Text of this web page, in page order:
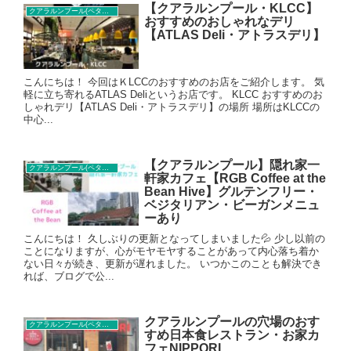
【クアラルンプール・KLCC】
おすすめのおしゃれなデリ
【ATLAS Deli・アトラスデリ】
こんにちは！ 今回はＫLCCのおすすめのお店をご紹介します。 気
軽に立ち寄れるATLAS Deliというお店です。 KLCC おすすめのお
しゃれデリ【ATLAS Deli・アトラスデリ】の場所 場所はKLCCの
中心...
【クアラルンプール】隠れ家一
軒家カフェ【RGB Coffee at the
Bean Hive】グルテンフリー・
ベジタリアン・ビーガンメニュ
ーあり
こんにちは！ 久しぶりの更新となってしまいました💦 少し以前の
ことになりますが、心がモヤモヤすることがあって内心落ち着か
ない日々が続き、更新が遅れました。 いつかこのことも解決でき
れば、ブログで公...
クアラルンプール(ペタリンジャヤ)カフェ
クアラルンプールの穴場のおす
すめ日本食レストラン・お家カ